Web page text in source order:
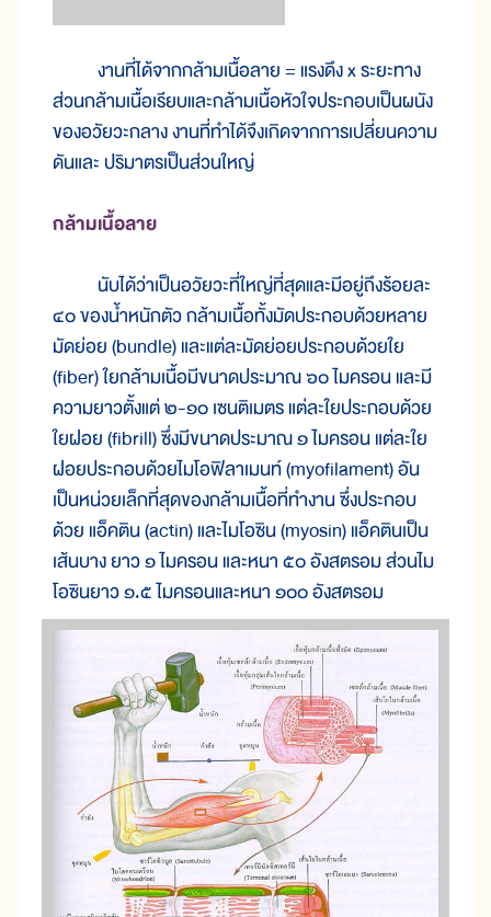
งานที่ได้จากกล้ามเนื้อลาย = แรงดึง x ระยะทาง
ส่วนกล้ามเนื้อเรียบและกล้ามเนื้อหัวใจประกอบเป็นผนัง
ของอวัยวะกลาง งานที่ทำได้จึงเกิดจากการเปลี่ยนความ
ดันและ ปริมาตรเป็นส่วนใหญ่
กล้ามเนื้อลาย
นับได้ว่าเป็นอวัยวะที่ใหญ่ที่สุดและมีอยู่ถึงร้อยละ
๔๐ ของน้ำหนักตัว กล้ามเนื้อทั้งมัดประกอบด้วยหลาย
มัดย่อย (bundle) และแต่ละมัดย่อยประกอบด้วยใย
(fiber) ใยกล้ามเนื้อมีขนาดประมาณ ๖๐ ไมครอน และมี
ความยาวตั้งแต่ ๒-๑๐ เซนติเมตร แต่ละใยประกอบด้วย
ใยฝอย (fibrill) ซึ่งมีขนาดประมาณ ๑ ไมครอน แต่ละใย
ฝอยประกอบด้วยไมโอฟิลาเมนท์ (myofilament) อัน
เป็นหน่วยเล็กที่สุดของกล้ามเนื้อที่ทำงาน ซึ่งประกอบ
ด้วย แอ็คติน (actin) และไมโอซิน (myosin) แอ็คตินเป็น
เส้นบาง ยาว ๑ ไมครอน และหนา ๕๐ อังสตรอม ส่วนไม
โอซินยาว ๑.๕ ไมครอนและหนา ๑๐๐ อังสตรอม